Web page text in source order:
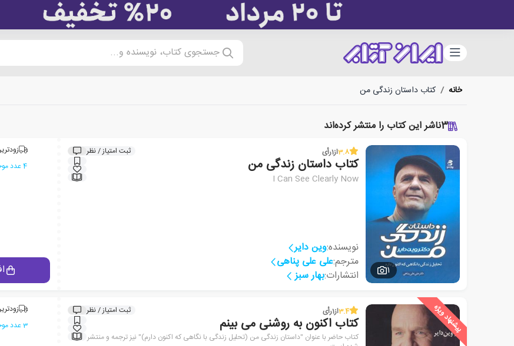
دسته‌بندی جستجوی کتاب، نویسنده و...
خانه / کتاب داستان زندگی من
3ناشر این کتاب را منتشر کرده‌اند
1
3.8از1رأی ثبت امتیاز / نظر
کتاب داستان زندگی من
I Can See Clearly Now
نویسنده:وین دایر
مترجم:علی علی پناهی
انتشارات:بهار سبز
4 عدد موجود در انبار ایران کتاب
پیشنهاد ویژه 3.4از1رأی ثبت امتیاز / نظر
کتاب اکنون به روشنی می بینم
کتاب حاضر با عنوان "‏‫داستان زندگی من (تحلیل زندگی با نگاهی که اکنون دارم)‮‬" نیز ترجمه و منتشر
3 عدد موجود در انبار ایران کتاب